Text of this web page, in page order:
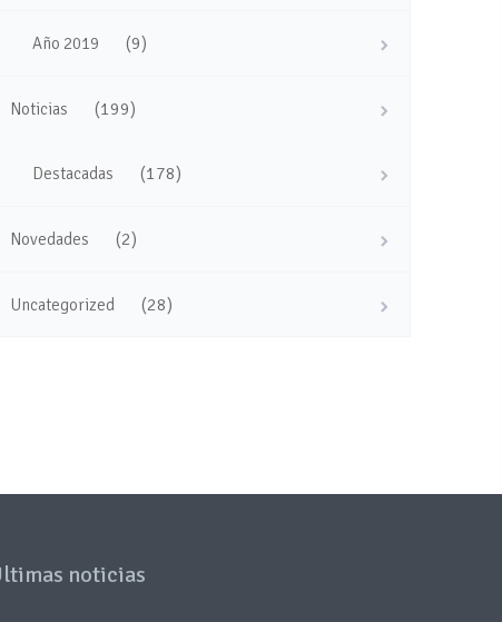
Año 2019 (9)
Noticias (199)
Destacadas (178)
Novedades (2)
Uncategorized (28)
noticias